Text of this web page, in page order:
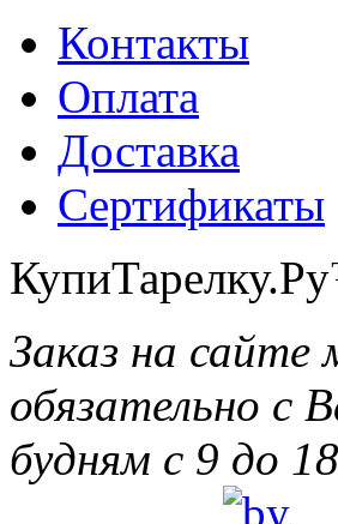
Контакты
Оплата
Доставка
Сертификаты
Заказ на
обязательно с
будням с 9 до